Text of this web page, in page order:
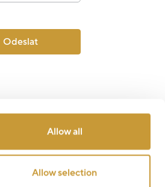
Allow all
Allow selection
Odeslat